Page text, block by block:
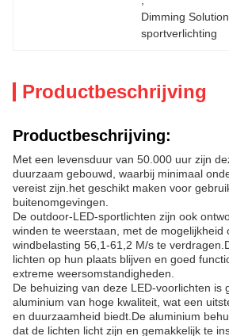
Dimming
sportverlichting
Productbeschrijving
Productbeschrijving:
Met een levensduur van 50.000 uur zijn
duurzaam gebouwd, waarbij minimaal
vereist zijn.het geschikt maken voor
buitenomgevingen.
De outdoor-LED-sportlichten zijn ook
winden te weerstaan, met de mogelijkheid
windbelasting 56,1-61,2 M/s te
lichten op hun plaats blijven en goed
extreme weersomstandigheden.
De behuizing van deze LED-voorlichten is
aluminium van hoge kwaliteit, wat een
en duurzaamheid biedt.De aluminium
dat de lichten licht zijn en gemakkelijk te